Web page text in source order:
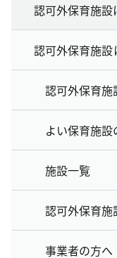
認可外保育施設
認可外保育施
認可外保育
よい保育施設
施設一覧
認可外保育
事業者の方へ